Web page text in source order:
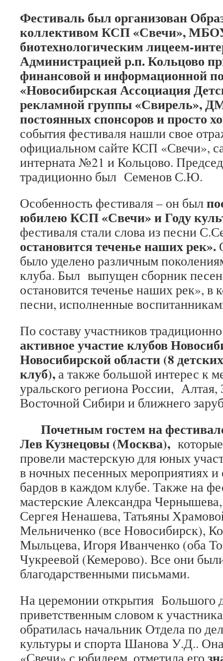
Фестиваль был организован
коллективом КСП «Свечи»,
биотехнологическим лицеем-
Администрацией р.п. Кольцово
финансовой и информационной
«Новосибирская Ассоциация
рекламной группы «Свирель»,
постоянных спонсоров и просто
события фестиваля нашли свое
официальном сайте КСП «Свечи»,
интерната №21 и Кольцово.
традиционно был Семенов С.Ю.
Особенность фестиваля – он был
юбилею КСП «Свечи» и Году
фестиваля стали слова из песни
остановится теченье наших рек».
было уделено различным
клуба. Был выпущен сборник
остановится теченье наших рек», в
песни, исполненные
По составу участников
активное участие клубов
Новосибирской области (8
клуб), а также большой интерес к
уральского региона России, Алтая,
Восточной Сибири и ближнего
Почетным гостем на
Лев Кузнецовы (Москва),
провели мастерскую для юных
в ночных песенных мероприятиях
бардов в каждом клубе. Также на
мастерские Александра
Сергея Ненашева, Татьяны
Мельниченко (все Новосибирск),
Мыльцева, Игоря Иванченко (оба
Чукреевой (Кемерово). Все они
благодарственными письмами.
На церемонии открытия Большого
приветственным словом к
обратилась начальник Отдела по
культуры и спорта Шанова У.Д..
«Свечи» с юбилеем, отметила его